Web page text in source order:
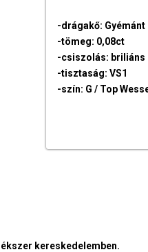
-drágakő:
-tömeg: 0,08ct
-csiszolás: briliáns
-tisztaság: VS1
-szín: G / Top
kereskedelemben.